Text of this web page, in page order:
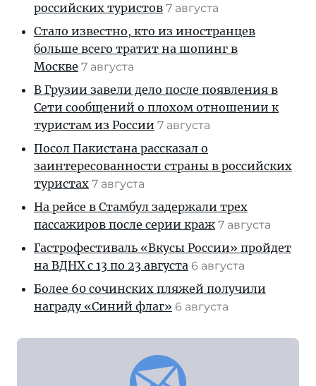
российских туристов 7 августа
Стало известно, кто из иностранцев
больше всего тратит на шопинг в
Москве 7 августа
В Грузии завели дело после появления в
Сети сообщений о плохом отношении к
туристам из России 7 августа
Посол Пакистана рассказал о
заинтересованности страны в российских
туристах 7 августа
На рейсе в Стамбул задержали трех
пассажиров после серии краж 7 августа
Гастрофестиваль «Вкусы России» пройдет
на ВДНХ с 13 по 23 августа 6 августа
Более 60 сочинских пляжей получили
награду «Синий флаг» 6 августа